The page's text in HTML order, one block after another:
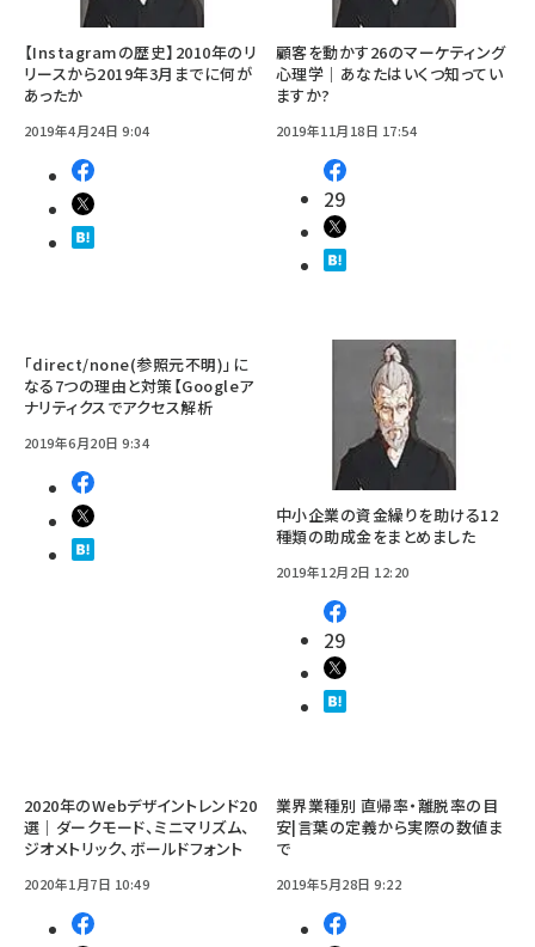
【Instagramの歴史】2010年のリ
リースから2019年3月までに何が
あったか
2019年4月24日 9:04
顧客を動かす26のマーケティング
心理学｜あなたはいくつ知ってい
ますか?
2019年11月18日 17:54
29
「direct/none(参照元不明)」に
なる7つの理由と対策【Googleア
ナリティクスでアクセス解析
2019年6月20日 9:34
中小企業の資金繰りを助ける12
種類の助成金をまとめました
2019年12月2日 12:20
29
2020年のWebデザイントレンド20
選｜ダークモード、ミニマリズム、
ジオメトリック、ボールドフォント
2020年1月7日 10:49
業界業種別 直帰率・離脱率の目
安|言葉の定義から実際の数値ま
で
2019年5月28日 9:22